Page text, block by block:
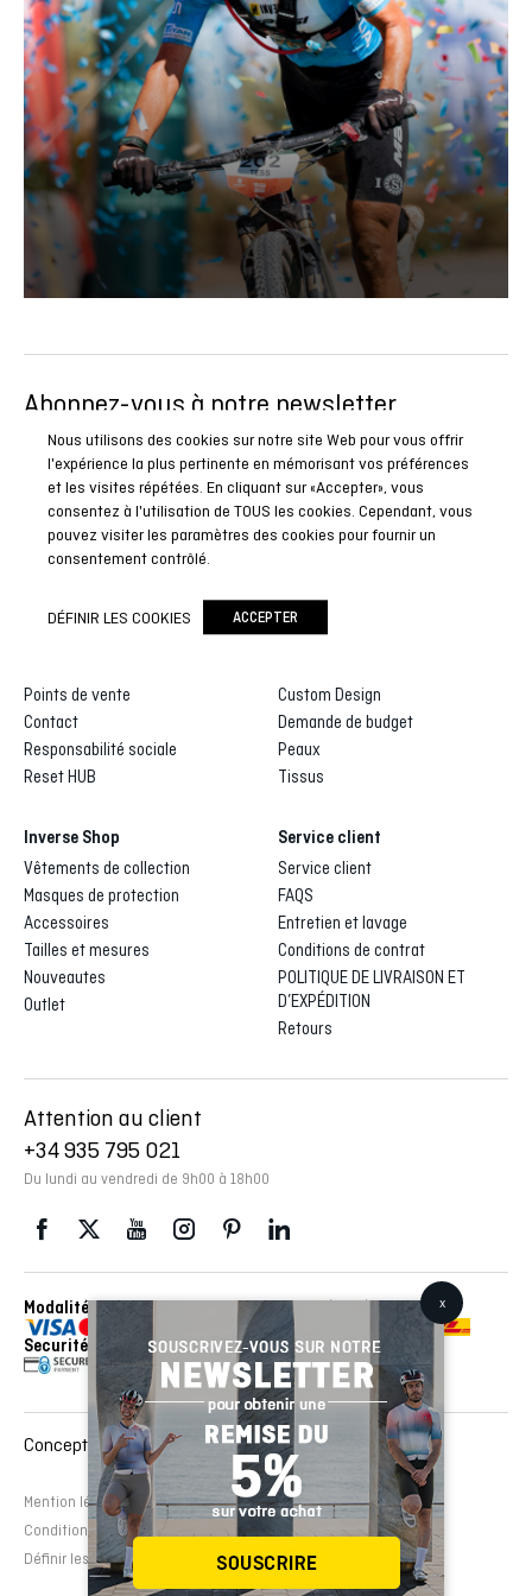
Abonnez-vous à notre newsletter
Soyez le premier à connaître toutes nos actualités, reportages
et promotions spéciales.
ABONNEZ-VOUS
Inverse
Points de vente
Contact
Responsabilité sociale
Reset HUB
Inverse custom
Galerie de dessins
Custom Design
Demande de budget
Peaux
Tissus
Inverse Shop
Vêtements de collection
Masques de protection
Accessoires
Tailles et mesures
Nouveautes
Outlet
Service client
Service client
FAQS
Entretien et lavage
Conditions de contrat
POLITIQUE DE LIVRAISON ET
D’EXPÉDITION
Retours
Attention au client
+34 935 795 021
Du lundi au vendredi de 9h00 à 18h00
Modalités de paiement
Envois réalisés avec con
Securité
Mention légale Politique de cookies
Avertissement légal
Conditions de contrat
Définir les cookies
Conception et développement Web :EMFASI
Nous utilisons des cookies sur notre site Web pour vous offrir
l'expérience la plus pertinente en mémorisant vos préférences
et les visites répétées. En cliquant sur «Accepter», vous
consentez à l'utilisation de TOUS les cookies. Cependant, vous
pouvez visiter les paramètres des cookies pour fournir un
consentement contrôlé.
DÉFINIR LES COOKIES ACCEPTER